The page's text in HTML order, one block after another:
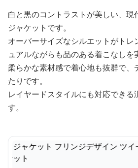
白と黒のコントラストが美しい、現
ジャケットです。
オーバーサイズなシルエットがトレ
ュアルながらも品のある着こなしを
柔らかな素材感で着心地も抜群で、
たりです。
レイヤードスタイルにも対応できる
す。